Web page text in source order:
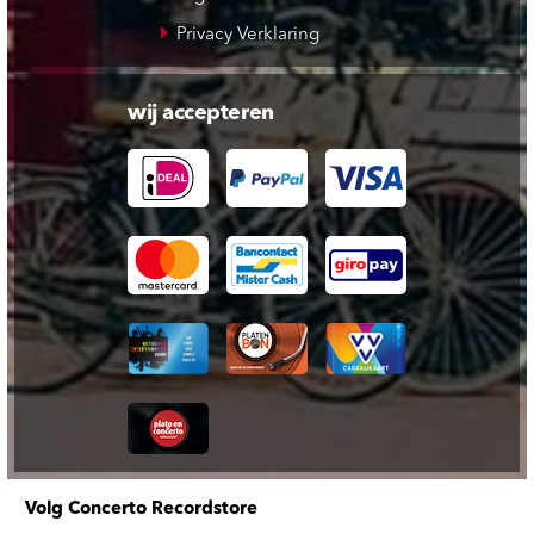
Privacy Verklaring
wij accepteren
Volg Concerto Recordstore